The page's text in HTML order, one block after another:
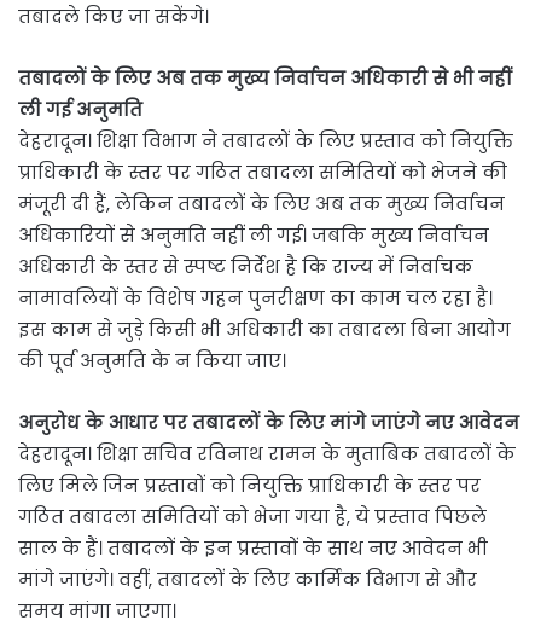
तबादले किए जा सकेंगे।
तबादलों के लिए अब तक मुख्य निर्वाचन अधिकारी से भी नहीं
ली गई अनुमति
देहरादून। शिक्षा विभाग ने तबादलों के लिए प्रस्ताव को नियुक्ति
प्राधिकारी के स्तर पर गठित तबादला समितियों को भेजने की
मंजूरी दी हैं, लेकिन तबादलों के लिए अब तक मुख्य निर्वाचन
अधिकारियों से अनुमति नहीं ली गई। जबकि मुख्य निर्वाचन
अधिकारी के स्तर से स्पष्ट निर्देश है कि राज्य में निर्वाचक
नामावलियों के विशेष गहन पुनरीक्षण का काम चल रहा है।
इस काम से जुड़े किसी भी अधिकारी का तबादला बिना आयोग
की पूर्व अनुमति के न किया जाए।
अनुरोध के आधार पर तबादलों के लिए मांगे जाएंगे नए आवेदन
देहरादून। शिक्षा सचिव रविनाथ रामन के मुताबिक तबादलों के
लिए मिले जिन प्रस्तावों को नियुक्ति प्राधिकारी के स्तर पर
गठित तबादला समितियों को भेजा गया है, ये प्रस्ताव पिछले
साल के हैं। तबादलों के इन प्रस्तावों के साथ नए आवेदन भी
मांगे जाएंगे। वहीं, तबादलों के लिए कार्मिक विभाग से और
समय मांगा जाएगा।